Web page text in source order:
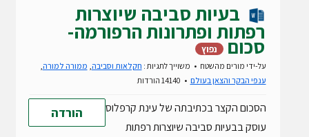
בעיות סביבה שיוצרות
רפתות ופתרונות הרפורמה-
סכום נפוץ
על-ידי מורים מהשטח משוייך לתגיות : חקלאות וסביבה, ממורה למורה,
ענפי הבקר והצאן בעולם
הורדה
הסכום הקצר בכתיבתה של עינת קרפלוס
עוסק בבעיות סביבה שיוצרות רפתות